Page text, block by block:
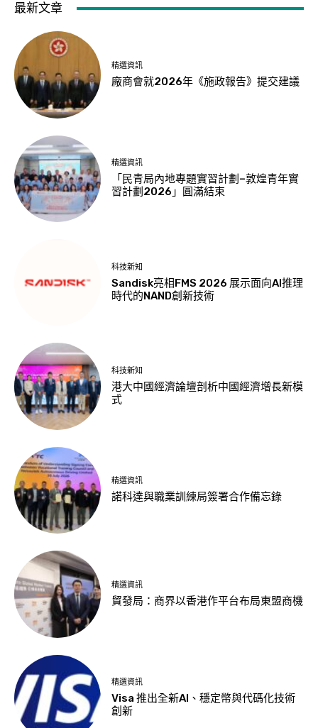
最新文章
精選資訊
廠商會就2026年《施政報告》提交建議
精選資訊
「民青局內地專題實習計劃–敦煌青年實
習計劃2026」圓滿結束
科技新知
Sandisk亮相FMS 2026 展示面向AI推理
時代的NAND創新技術
科技新知
港大中國經濟論壇剖析中國經濟增長新模
式
精選資訊
諾科達與職業訓練局簽署合作備忘錄
精選資訊
貿發局：商界以香港作平台布局東盟商機
精選資訊
Visa 推出全新AI、穩定幣與代碼化技術
創新